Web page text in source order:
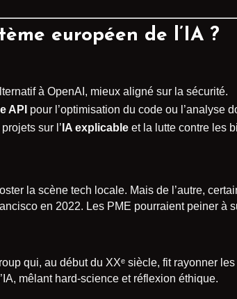
européen de l’IA ?
à OpenAI, mieux aligné sur la sécurité.
API pour l’optimisation du code ou l’analyse
sur l’ IA explicable et la lutte contre les
la scène tech locale. Mais de l’autre,
en 2022. Les PME pourraient peiner à
qui, au début du XXᵉ siècle, fit rayonner
mêlant hard-science et réflexion éthique.